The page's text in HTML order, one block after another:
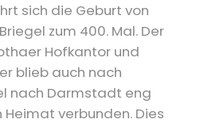
sich die Geburt von
zum 400. Mal. Der
Hofkantor und
blieb auch nach
nach Darmstadt eng
verbunden. Dies